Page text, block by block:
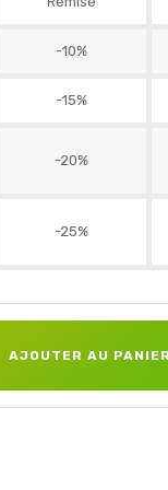
-10%
-15%
-20%
-25%
AJOUTER AU